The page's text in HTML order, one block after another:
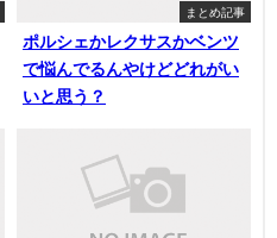
まとめ記事
ポルシェかレクサスかベンツ
で悩んでるんやけどどれがい
いと思う？